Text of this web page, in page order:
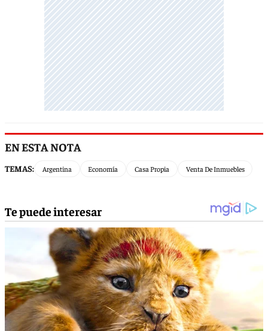
EN ESTA NOTA
TEMAS: Argentina Economía Casa Propia Venta De Inmuebles